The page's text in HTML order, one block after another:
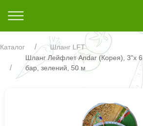
Каталог
Шланг LFT
Шланг Лейфлет Andar (Корея), 3"х 6
бар, зелений, 50 м